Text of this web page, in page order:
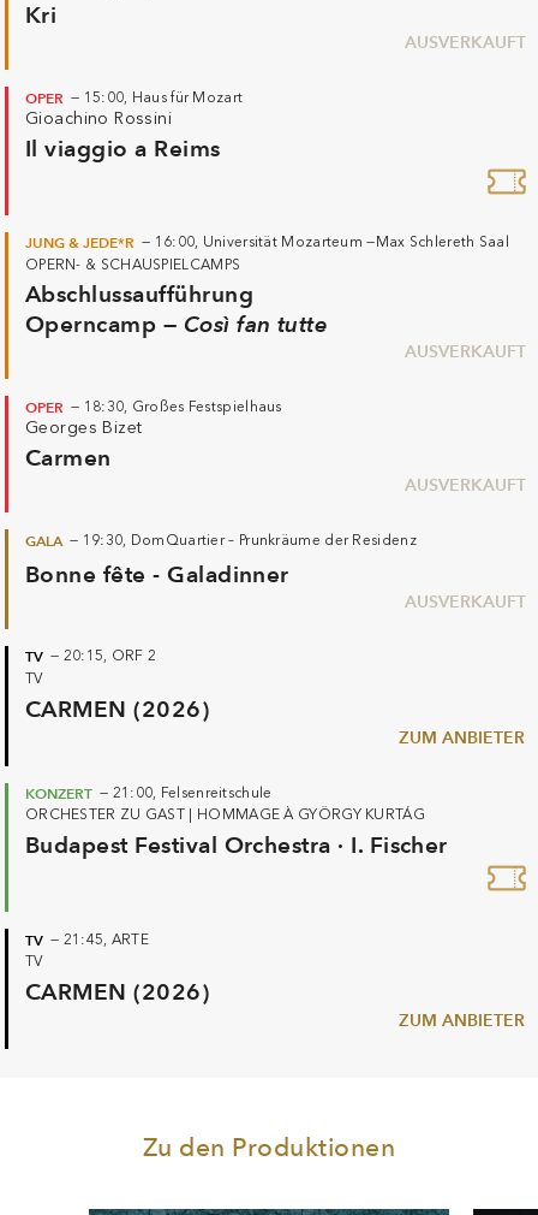
Kri
AUSVERKAUFT
OPER — 15:00, Haus für Mozart
Gioachino Rossini
Il viaggio a Reims
JUNG & JEDE*R — 16:00, Universität Mozarteum — Max Schlereth Saal
OPERN- & SCHAUSPIELCAMPS
Abschlussaufführung
Operncamp — Così fan tutte
AUSVERKAUFT
OPER — 18:30, Großes Festspielhaus
Georges Bizet
Carmen
AUSVERKAUFT
GALA — 19:30, DomQuartier – Prunkräume der Residenz
Bonne fête - Galadinner
AUSVERKAUFT
TV — 20:15, ORF 2
TV
CARMEN (2026)
ZUM ANBIETER
KONZERT — 21:00, Felsenreitschule
ORCHESTER ZU GAST
HOMMAGE À GYÖRGY KURTÁG
Budapest Festival Orchestra · I. Fischer
TV — 21:45, ARTE
TV
CARMEN (2026)
ZUM ANBIETER
Zu den Produktionen